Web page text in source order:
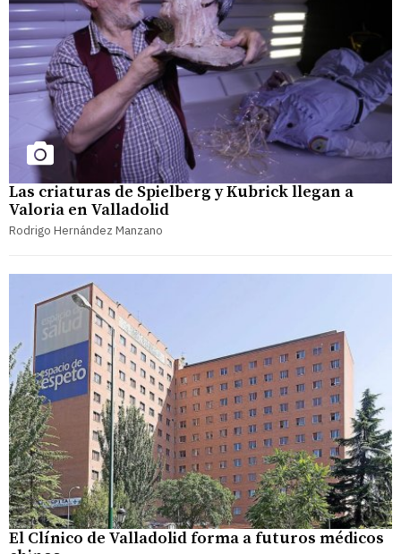
Las criaturas de Spielberg y Kubrick llegan a
Valoria en Valladolid
Rodrigo Hernández Manzano
El Clínico de Valladolid forma a futuros médicos